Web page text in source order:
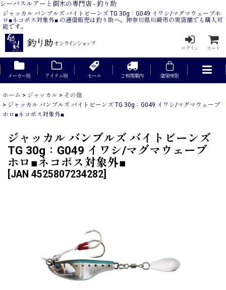
シーバスルアーと餌木の専門店 - 釣り助
ジャッカル バンブルズ バイトビーンズ TG 30g：G049 イワシ/マグマウェーブホ
ロ■ネコポス対象外■ の通信販売は釣り助へ。神奈川県川崎市の実店舗でも購入可
能です。
ログイン カート
メーカー別 アイテム別 セール ご利用案内 店頭受取
ホーム > ジャッカル > その他
> ジャッカル バンブルズ バイトビーンズ TG 30g：G049 イワシ/マグマウェーブ
ホロ■ネコポス対象外■
ジャッカル バンブルズ バイトビーンズ
TG 30g：G049 イワシ/マグマウェーブ
ホロ■ネコポス対象外■
JAN 4525807234282